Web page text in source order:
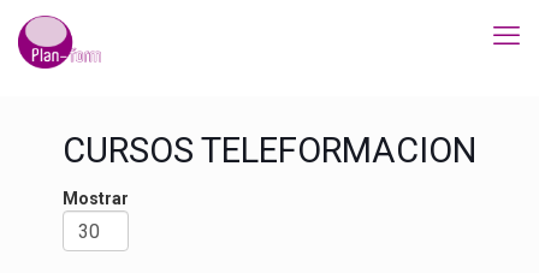
CURSOS TELEFORMACION
Mostrar